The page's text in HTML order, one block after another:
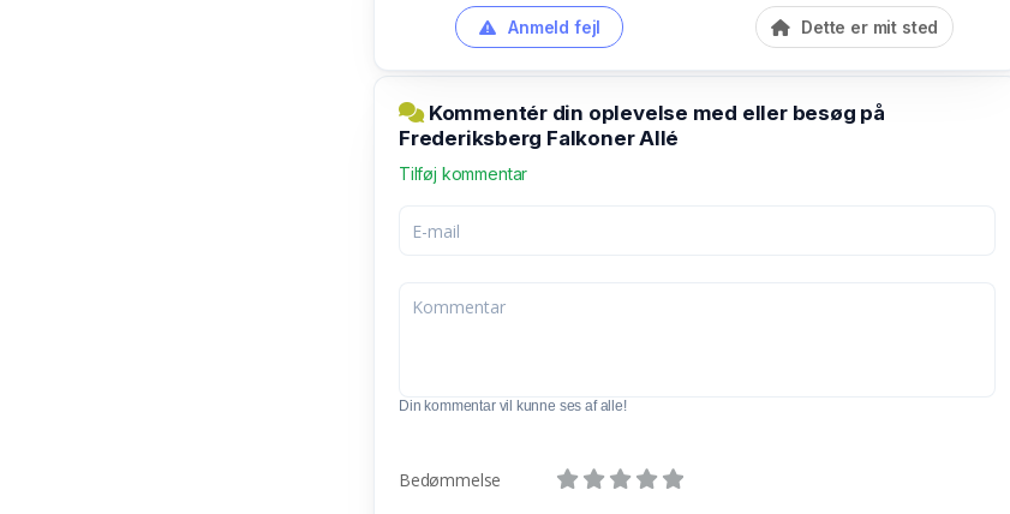
Anmeld fejl Dette er mit sted
Kommentér din oplevelse med eller besøg på
Frederiksberg Falkoner Allé
Tilføj kommentar
Din kommentar vil kunne ses af alle!
Bedømmelse